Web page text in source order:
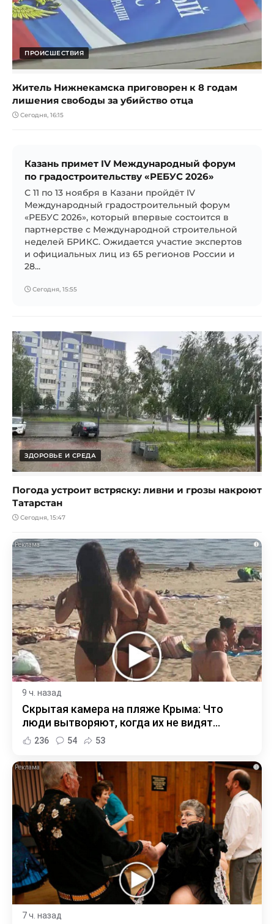
ПРОИСШЕСТВИЯ
Житель Нижнекамска приговорен к 8 годам
лишения свободы за убийство отца
Сегодня, 16:15
Казань примет IV Международный форум
по градостроительству «РЕБУС 2026»
С 11 по 13 ноября в Казани пройдёт IV
Международный градостроительный форум
«РЕБУС 2026», который впервые состоится в
партнерстве с Международной строительной
неделей БРИКС. Ожидается участие экспертов
и официальных лиц из 65 регионов России и
28...
Сегодня, 15:55
ЗДОРОВЬЕ И СРЕДА
Погода устроит встряску: ливни и грозы накроют
Татарстан
Сегодня, 15:47
i
9 ч. назад
Скрытая камера на пляже Крыма: Что
люди вытворяют, когда их не видят...
236 54 53
i
7 ч. назад